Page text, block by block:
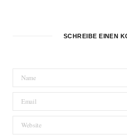
SCHREIBE EINEN